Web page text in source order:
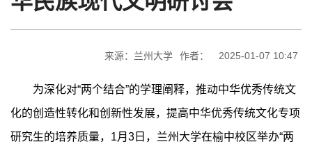
来源：兰州大学 作者： 2025-01-07 10:47
为深化对“两个结合”的学理阐释，推动中华优秀传统文
化的创造性转化和创新性发展，提高中华优秀传统文化专项
研究生的培养质量，1月3日，兰州大学在榆中校区举办“两